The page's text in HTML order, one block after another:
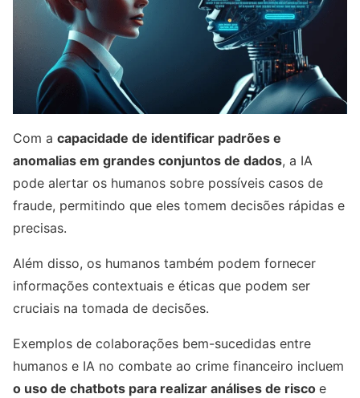
Com a capacidade de identificar padrões e
anomalias em grandes conjuntos de dados, a IA
pode alertar os humanos sobre possíveis casos de
fraude, permitindo que eles tomem decisões rápidas e
precisas.
Além disso, os humanos também podem fornecer
informações contextuais e éticas que podem ser
cruciais na tomada de decisões.
Exemplos de colaborações bem-sucedidas entre
humanos e IA no combate ao crime financeiro incluem
o uso de chatbots para realizar análises de risco e